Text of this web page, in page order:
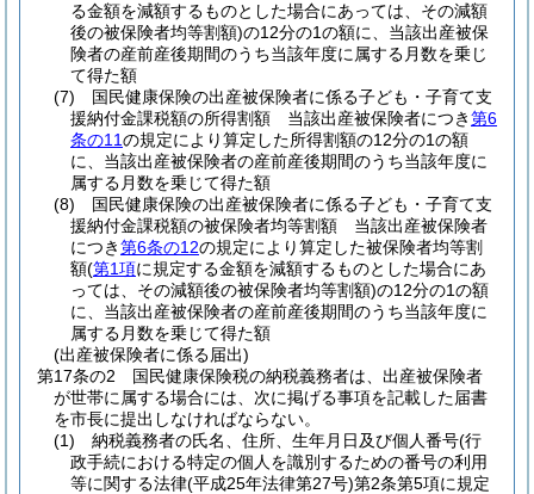
る金額を減額するものとした場合にあっては、その減額
後の被保険者均等割額)の12分の1の額に、当該出産被保
険者の産前産後期間のうち当該年度に属する月数を乗じ
て得た額
(7)
国民健康保険の出産被保険者に係る子ども・子育て支
援納付金課税額の所得割額 当該出産被保険者につき第6
条の11の規定により算定した所得割額の12分の1の額
に、当該出産被保険者の産前産後期間のうち当該年度に
属する月数を乗じて得た額
(8)
国民健康保険の出産被保険者に係る子ども・子育て支
援納付金課税額の被保険者均等割額 当該出産被保険者
につき第6条の12の規定により算定した被保険者均等割
額(第1項に規定する金額を減額するものとした場合にあ
っては、その減額後の被保険者均等割額)の12分の1の額
に、当該出産被保険者の産前産後期間のうち当該年度に
属する月数を乗じて得た額
(出産被保険者に係る届出)
第17条の2
国民健康保険税の納税義務者は、出産被保険者
が世帯に属する場合には、次に掲げる事項を記載した届書
を市長に提出しなければならない。
(1)
納税義務者の氏名、住所、生年月日及び個人番号(行
政手続における特定の個人を識別するための番号の利用
等に関する法律(平成25年法律第27号)第2条第5項に規定